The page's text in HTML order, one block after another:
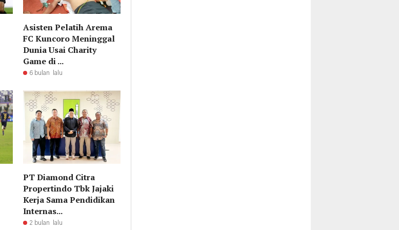
Asisten Pelatih Arema
FC Kuncoro Meninggal
Dunia Usai Charity
Game di ...
6 bulan lalu
PT Diamond Citra
Propertindo Tbk Jajaki
Kerja Sama Pendidikan
Internas...
2 bulan lalu